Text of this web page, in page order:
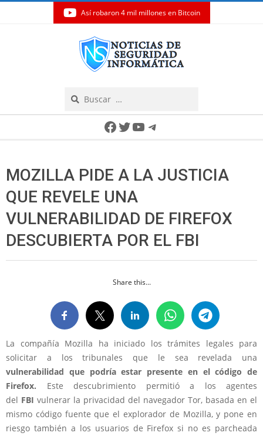
Así robaron 4 mil millones en Bitcoin
Facebook
Twitter
YouTube
Telegram
MOZILLA PIDE A LA JUSTICIA
QUE REVELE UNA
VULNERABILIDAD DE FIREFOX
DESCUBIERTA POR EL FBI
Share this...
La compañía Mozilla ha iniciado los trámites legales para
solicitar a los tribunales que le sea revelada una
vulnerabilidad que podría estar presente en el código de
Firefox. Este descubrimiento permitió a los agentes
del FBI vulnerar la privacidad del navegador Tor, basada en el
mismo código fuente que el explorador de Mozilla, y pone en
riesgo también a los usuarios de Firefox si no es parcheada